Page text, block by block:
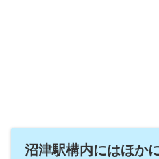
沼津駅構内にはほか